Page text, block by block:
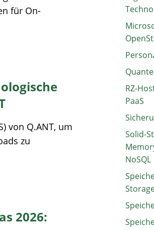
für On-
von Q.ANT, um
zu
2026:
RZ-
PaaS
Solid-
NoSQL